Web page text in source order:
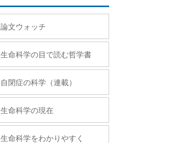
論文ウォッチ
生命科学の目で読む哲学書
自閉症の科学（連載）
生命科学の現在
生命科学をわかりやすく